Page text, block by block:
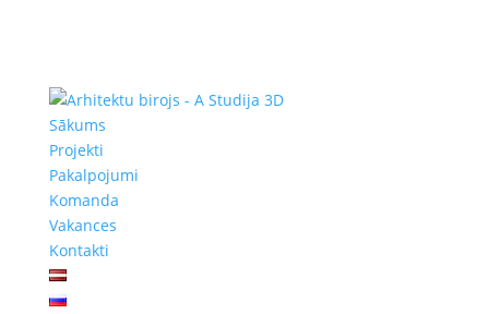
Sākums
Projekti
Pakalpojumi
Komanda
Vakances
Kontakti